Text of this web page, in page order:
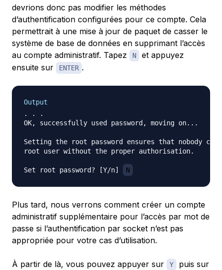
devrions donc pas modifier les méthodes
d’authentification configurées pour ce compte. Cela
permettrait à une mise à jour de paquet de casser le
système de base de données en supprimant l’accès
au compte administratif. Tapez
N
et appuyez
ensuite sur
ENTER .
Output
. . .
OK, successfully used password, moving on...
Setting the root password ensures that nobody
root user without the proper authorisation.
Set root password? [Y/n] N
Plus tard, nous verrons comment créer un compte
administratif supplémentaire pour l’accès par mot de
passe si l’authentification par socket n’est pas
appropriée pour votre cas d’utilisation.
À partir de là, vous pouvez appuyer sur Y puis sur